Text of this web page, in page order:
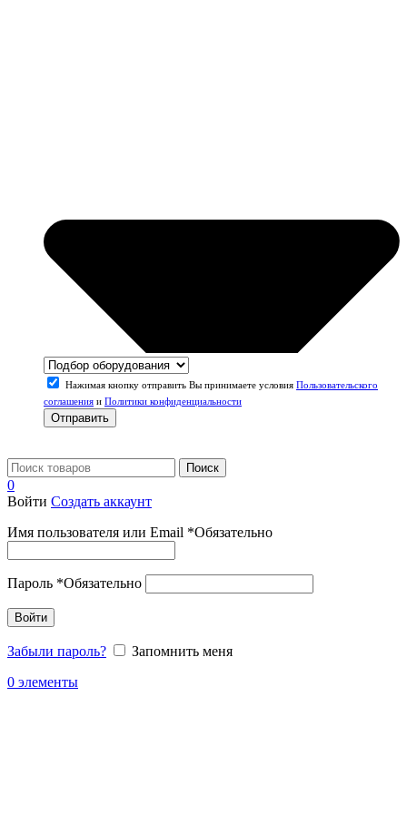
Нажимая кнопку отправить Вы принимаете условия Пользовательского
соглашения и Политики конфиденциальности
Отправить
Поиск
0
Войти Создать аккаунт
Имя пользователя или Email *Обязательно
Пароль *Обязательно
Войти
Забыли пароль?
Запомнить меня
0 элементы